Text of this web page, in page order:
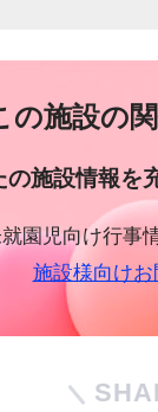
の施設の
の施設情報を
園児向け行事
施設様向け